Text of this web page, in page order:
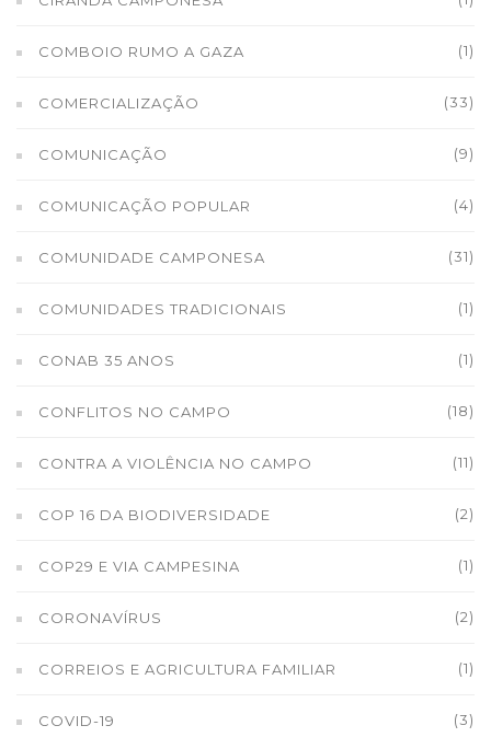
COMBOIO RUMO A GAZA (1)
COMERCIALIZAÇÃO (33)
COMUNICAÇÃO (9)
COMUNICAÇÃO POPULAR (4)
COMUNIDADE CAMPONESA (31)
COMUNIDADES TRADICIONAIS (1)
CONAB 35 ANOS (1)
CONFLITOS NO CAMPO (18)
CONTRA A VIOLÊNCIA NO CAMPO (11)
COP 16 DA BIODIVERSIDADE (2)
COP29 E VIA CAMPESINA (1)
CORONAVÍRUS (2)
CORREIOS E AGRICULTURA FAMILIAR (1)
COVID-19 (3)